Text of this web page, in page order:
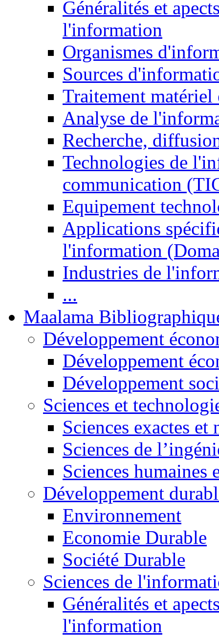
Généralités et
l'information
Organismes
Sources
Traitement matériel
Analyse de
Recherche,
Technologies de
communication
Equipement
Applications
l'information
Industries de
...
Maalama
Développement
Développement
Développement
Sciences et
Sciences exactes et
Sciences de
Sciences humaines
Développement
Environnement
Economie Durable
Société Durable
Sciences de
Généralités et
l'information